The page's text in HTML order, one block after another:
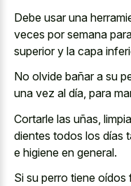
Debe usar una
veces por semana
superiory la capa
No olvide bañar a su
una vez al día, para
Cortarle las uñas,
dientes todos los días
e higiene en general.
Si su perro tiene